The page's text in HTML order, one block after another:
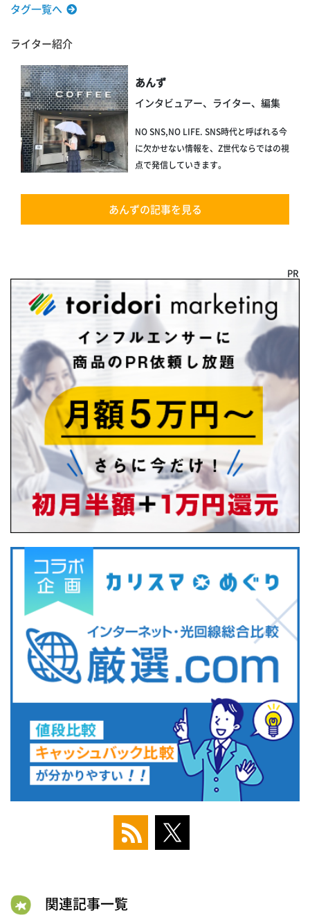
タグ一覧へ
ライター紹介
あんず
インタビュアー、ライター、編集
NO SNS,NO LIFE. SNS時代と呼ばれる今
に欠かせない情報を、Z世代ならではの視
点で発信していきます。
あんずの記事を見る
PR
関連記事一覧